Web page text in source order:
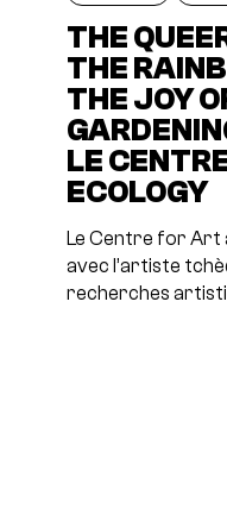
THE
THE
THE JOY
LE
ECOLOGY
Le Centre for Art
avec l’artiste
recherches